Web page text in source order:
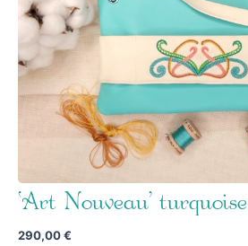
‘Art Nouveau’ turquoise
290,00€